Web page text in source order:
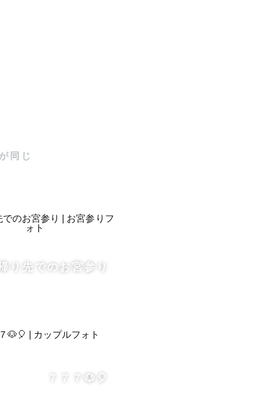
間以内
同じ
り先でのお宮参り
７７７🐶🎈